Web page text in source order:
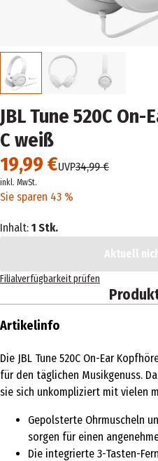
JBL Tune 520C
C weiß
19,99 €UVP34,99 €
inkl. MwSt.
Sie sparen 43 %
Inhalt: 1 Stk.
Aktuell
Filialverfügbarkeit prüfen
Artikelinfo
Die JBL Tune 520C On-Ear
für den täglichen Musikgenuss.
sie sich unkompliziert mit vielen
Gepolsterte Ohrmuscheln
sorgen für einen
Die integrierte 3-Tasten-